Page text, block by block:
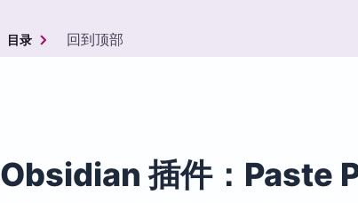
目录 回到顶部
Obsidian 插件：Paste